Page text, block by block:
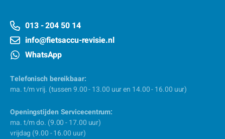
013 - 204 50 14
info@fietsaccu-revisie.nl
WhatsApp
Telefonisch bereikbaar:
ma. t/m vrij. (tussen 9.00 - 13.00 uur en 14.00 - 16.00 uur)
Openingstijden Servicecentrum:
ma. t/m do. (9.00 - 17.00 uur)
vrijdag (9.00 - 16.00 uur)